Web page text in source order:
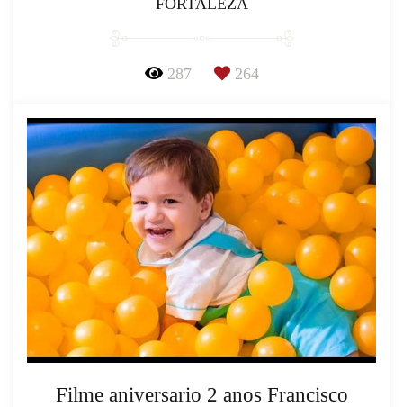
FORTALEZA
287 264
Filme aniversario 2 anos Francisco